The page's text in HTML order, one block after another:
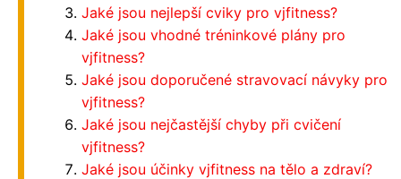
Jaké jsou nejlepší cviky pro vjfitness?
Jaké jsou vhodné tréninkové plány pro
vjfitness?
Jaké jsou doporučené stravovací návyky pro
vjfitness?
Jaké jsou nejčastější chyby při cvičení
vjfitness?
Jaké jsou účinky vjfitness na tělo a zdraví?